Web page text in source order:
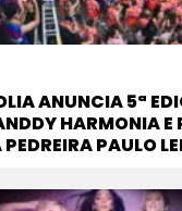
ANUNCIA 5ª
HARMONIA E
PAULO